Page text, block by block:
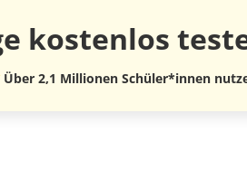
kostenlos
Über 2,1 Millionen Schüler*innen